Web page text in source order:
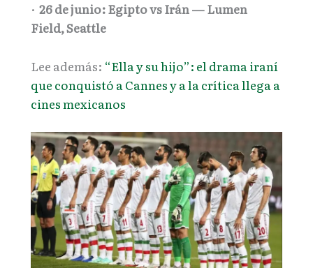
· 26 de junio: Egipto vs Irán — Lumen
Field, Seattle
Lee además: “Ella y su hijo”: el drama iraní
que conquistó a Cannes y a la crítica llega a
cines mexicanos